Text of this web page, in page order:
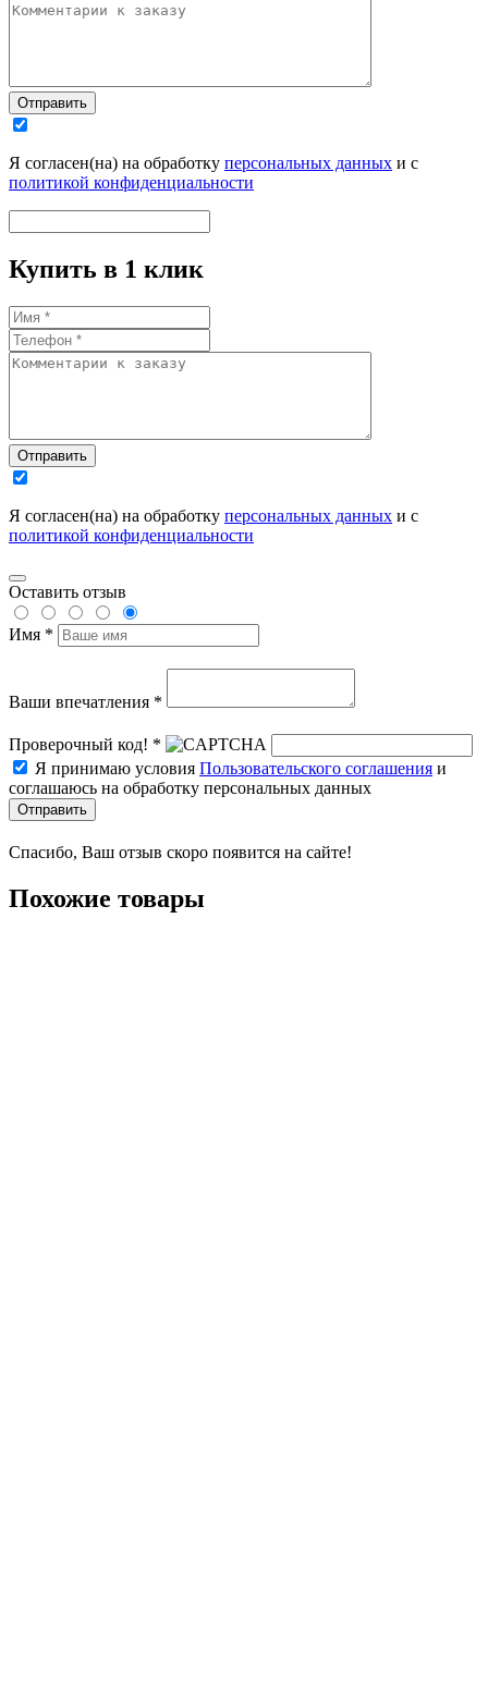
Отправить
Я согласен(на) на обработку персональных данных и с
политикой конфиденциальности
Купить в 1 клик
Отправить
Я согласен(на) на обработку персональных данных и с
политикой конфиденциальности
Оставить отзыв
Имя *
Ваши впечатления *
Проверочный код! *
Я принимаю условия Пользовательского соглашения и
соглашаюсь на обработку персональных данных
Отправить
Спасибо, Ваш отзыв скоро появится на сайте!
Похожие товары